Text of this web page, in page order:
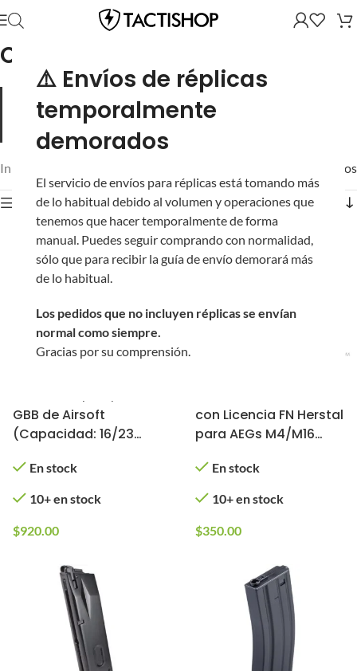
⚠️ Envíos de réplicas
temporalmente
demorados
El servicio de envíos para réplicas está tomando más
de lo habitual debido al volumen y operaciones que
tenemos que hacer temporalmente de forma
manual. Puedes seguir comprando con normalidad,
sólo que para recibir la guía de envío demorará más
de lo habitual.
Los pedidos que no incluyen réplicas se envían
normal como siempre.
Gracias por su comprensión.
CYBERGUN
Cybergun es el líder mundial en el diseño y distribución de
réplicas de armas para aficionados a los videojuegos, al tiro
deportivo y Airsofters.
Inicio Mostrando los 53 resultados
Mostrar filtros
GBB de Airsoft
(Capacidad: 16/23
En stock
10+ en stock
$920.00
con Licencia FN Herstal
para AEGs M4/M16
En stock
10+ en stock
$350.00